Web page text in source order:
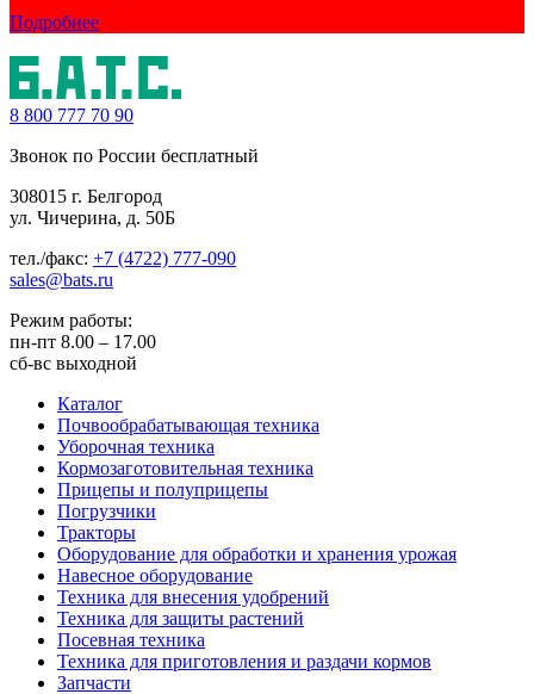
Подробнее
8 800 777 70 90
Звонок по России бесплатный
308015 г. Белгород
ул. Чичерина, д. 50Б
тел./факс: +7 (4722) 777-090
sales@bats.ru
Режим работы:
пн-пт 8.00 – 17.00
сб-вс выходной
Каталог
Почвообрабатывающая техника
Уборочная техника
Кормозаготовительная техника
Прицепы и полуприцепы
Погрузчики
Тракторы
Оборудование для обработки и хранения урожая
Навесное оборудование
Техника для внесения удобрений
Техника для защиты растений
Посевная техника
Техника для приготовления и раздачи кормов
Запчасти